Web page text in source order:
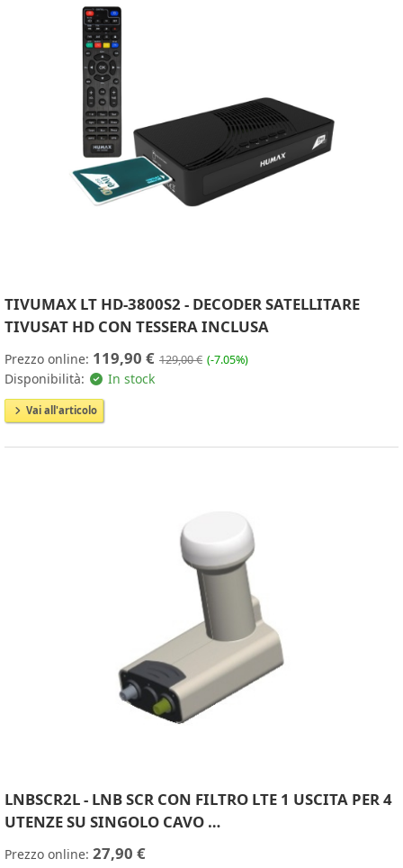
TIVUMAX LT HD-3800S2 - DECODER SATELLITARE
TIVUSAT HD CON TESSERA INCLUSA
Prezzo online: 119,90 € 129,00 € (-7.05%)
Disponibilità: In stock
Vai all'articolo
LNBSCR2L - LNB SCR CON FILTRO LTE 1 USCITA PER 4
UTENZE SU SINGOLO CAVO …
Prezzo online: 27,90 €